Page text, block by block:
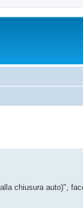
chiusura auto)",